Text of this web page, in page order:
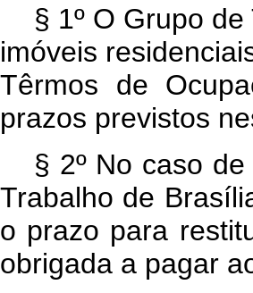
§ 1º O Grupo
imóveis
Têrmos de
prazos previstos
§ 2º No caso
Trabalho de
o prazo para
obrigada a pagar